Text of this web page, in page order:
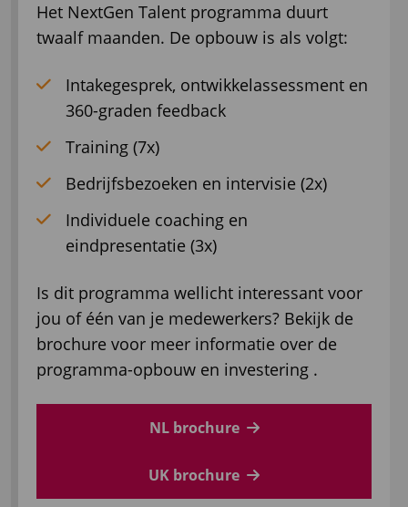
Het NextGen Talent programma duurt
twaalf maanden. De opbouw is als volgt:
Intakegesprek, ontwikkelassessment en
360-graden feedback
Training (7x)
Bedrijfsbezoeken en intervisie (2x)
Individuele coaching en
eindpresentatie (3x)
Is dit programma wellicht interessant voor
jou of één van je medewerkers? Bekijk de
brochure voor meer informatie over de
programma-opbouw en investering .
NL brochure
UK brochure